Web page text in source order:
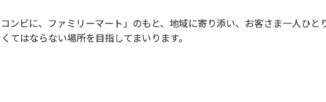
ンビに、ファミリーマート」のもと、地域に寄り添い、お客さま一人ひと
てはならない場所を目指してまいります。